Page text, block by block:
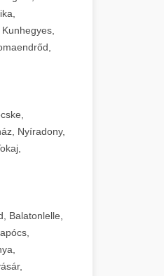
Nyíradony,
Balatonlelle,